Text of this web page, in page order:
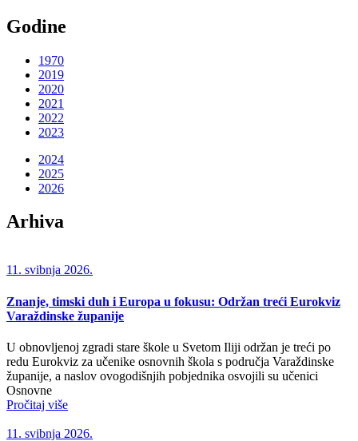
Godine
1970
2019
2020
2021
2022
2023
2024
2025
2026
Arhiva
11. svibnja 2026.
Znanje, timski duh i Europa u fokusu: Održan treći Eurokviz
Varaždinske županije
U obnovljenoj zgradi stare škole u Svetom Iliji održan je treći po
redu Eurokviz za učenike osnovnih škola s područja Varaždinske
županije, a naslov ovogodišnjih pobjednika osvojili su učenici
Osnovne
Pročitaj više
11. svibnja 2026.